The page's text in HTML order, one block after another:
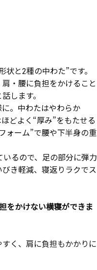
と2種の中わた”です。
・腰に負担をかけること
します。
。中わたはやわらか
どよく“厚み”をもたせる
ォーム”で腰や下半身の重
るので、足の部分に弾力
き軽減、寝返りラクでス
をかけない横寝ができま
く、肩に負担もかかりに